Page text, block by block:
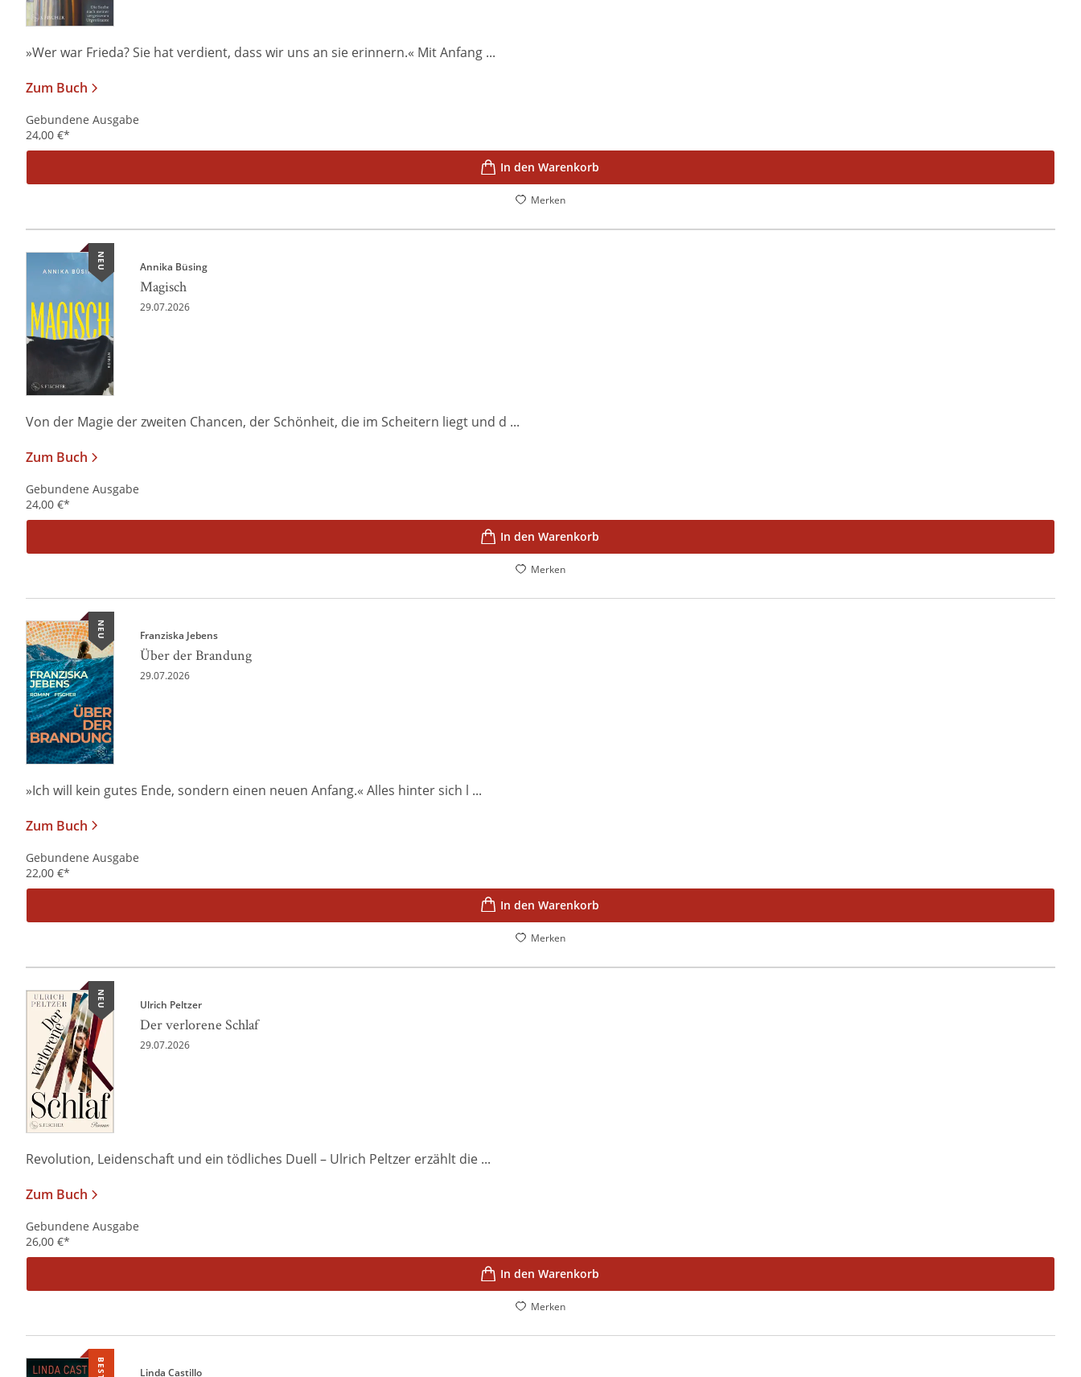
»Wer war Frieda? Sie hat verdient, dass wir uns an sie erinnern.« Mit Anfang ...
Zum Buch
Gebundene Ausgabe
24,00 €*
In den Warenkorb
Merken
NEU Annika Büsing
Magisch
29.07.2026
Von der Magie der zweiten Chancen, der Schönheit, die im Scheitern liegt und d ...
Zum Buch
Gebundene Ausgabe
24,00 €*
In den Warenkorb
Merken
NEU Franziska Jebens
Über der Brandung
29.07.2026
»Ich will kein gutes Ende, sondern einen neuen Anfang.« Alles hinter sich l ...
Zum Buch
Gebundene Ausgabe
22,00 €*
In den Warenkorb
Merken
NEU Ulrich Peltzer
Der verlorene Schlaf
29.07.2026
Revolution, Leidenschaft und ein tödliches Duell – Ulrich Peltzer erzählt die ...
Zum Buch
Gebundene Ausgabe
26,00 €*
In den Warenkorb
Merken
Linda Castillo